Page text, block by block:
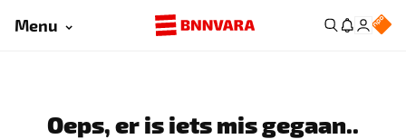
Menu
Oeps, er is iets mis gegaan..